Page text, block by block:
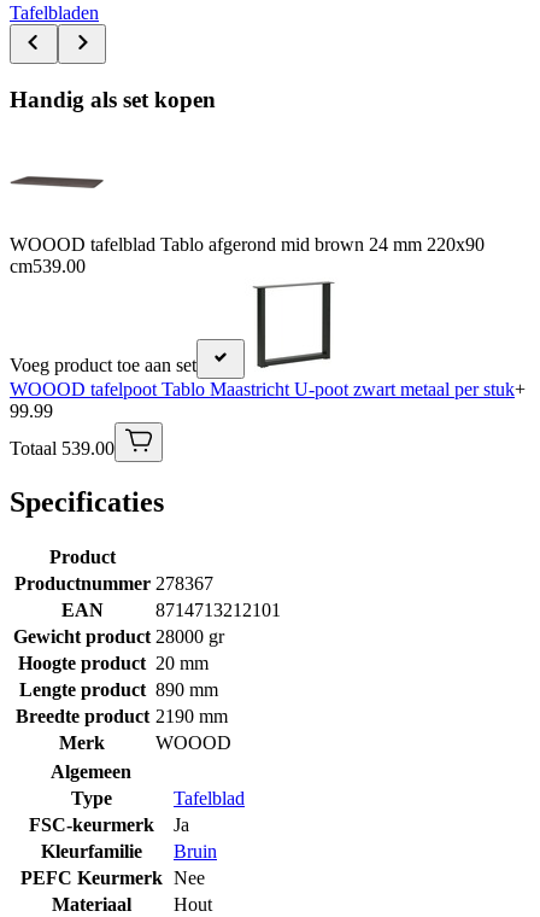
Tafelbladen
Handig als set kopen
WOOOD tafelblad Tablo afgerond mid brown 24 mm 220x90
cm539.00
Voeg product toe aan set
WOOOD tafelpoot Tablo Maastricht U-poot zwart metaal per stuk+
99.99
Totaal 539.00
Specificaties
Product
Productnummer 278367
EAN
8714713212101
Gewicht product 28000 gr
Hoogte product 20 mm
Lengte product 890 mm
Breedte product 2190 mm
Merk
WOOOD
Algemeen
Type
Tafelblad
FSC-keurmerk
Ja
Kleurfamilie
Bruin
PEFC Keurmerk Nee
Materiaal
Hout